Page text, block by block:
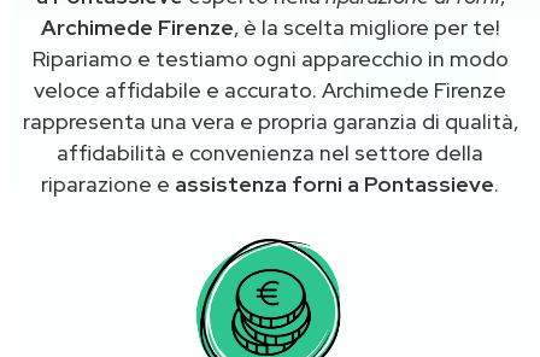
Archimede Firenze, è la scelta migliore per te!
Ripariamo e testiamo ogni apparecchio in modo
veloce affidabile e accurato. Archimede Firenze
rappresenta una vera e propria garanzia di qualità,
affidabilità e convenienza nel settore della
riparazione e assistenza forni a Pontassieve.